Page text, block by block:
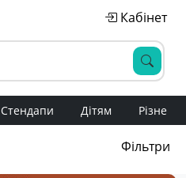
Кабінет
Стендапи Дітям Різне
Фільтри